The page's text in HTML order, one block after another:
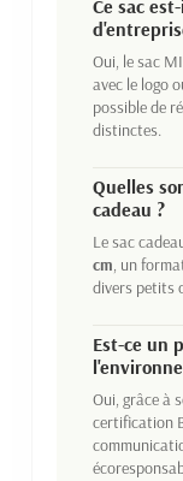
Ce sac
Oui, le sac
avec le logo
possible de
distinctes.
Quelles
cadeau ?
Le sac
cm, un
divers petits
Est-ce un
Oui, grâce à
certification